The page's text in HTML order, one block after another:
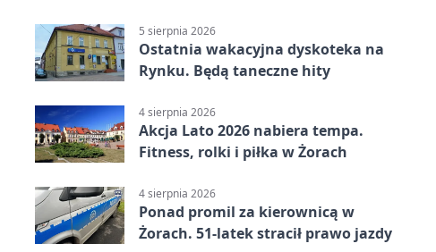
5 sierpnia 2026
Ostatnia wakacyjna dyskoteka na
Rynku. Będą taneczne hity
4 sierpnia 2026
Akcja Lato 2026 nabiera tempa.
Fitness, rolki i piłka w Żorach
4 sierpnia 2026
Ponad promil za kierownicą w
Żorach. 51-latek stracił prawo jazdy